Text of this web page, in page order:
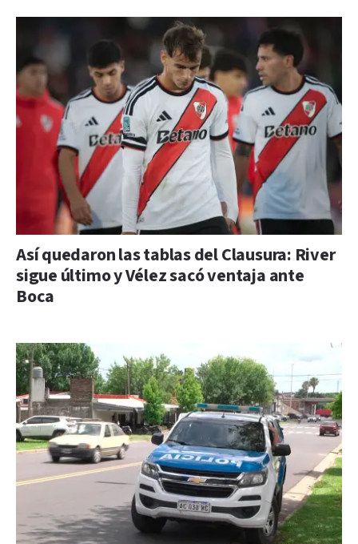
Así quedaron las tablas del Clausura: River
sigue último y Vélez sacó ventaja ante
Boca